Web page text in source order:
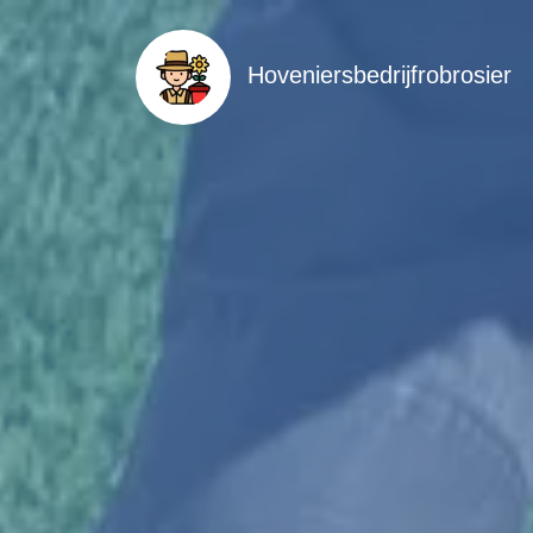
Hoveniersbedrijfrobrosier